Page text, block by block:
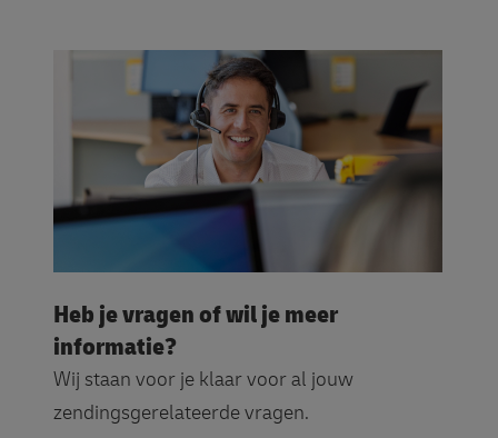
Heb je vragen of wil je meer
informatie?
Wij staan voor je klaar voor al jouw
zendingsgerelateerde vragen.